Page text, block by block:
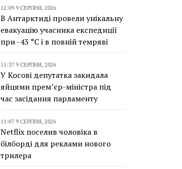
12:09 9 СЕРПНЯ, 2026
В Антарктиді провели унікальну
евакуацію учасника експедиції
при -43 °C і в повній темряві
11:37 9 СЕРПНЯ, 2026
У Косові депутатка закидала
яйцями прем’єр-міністра під
час засідання парламенту
11:07 9 СЕРПНЯ, 2026
Netflix поселив чоловіка в
білборді для реклами нового
трилера